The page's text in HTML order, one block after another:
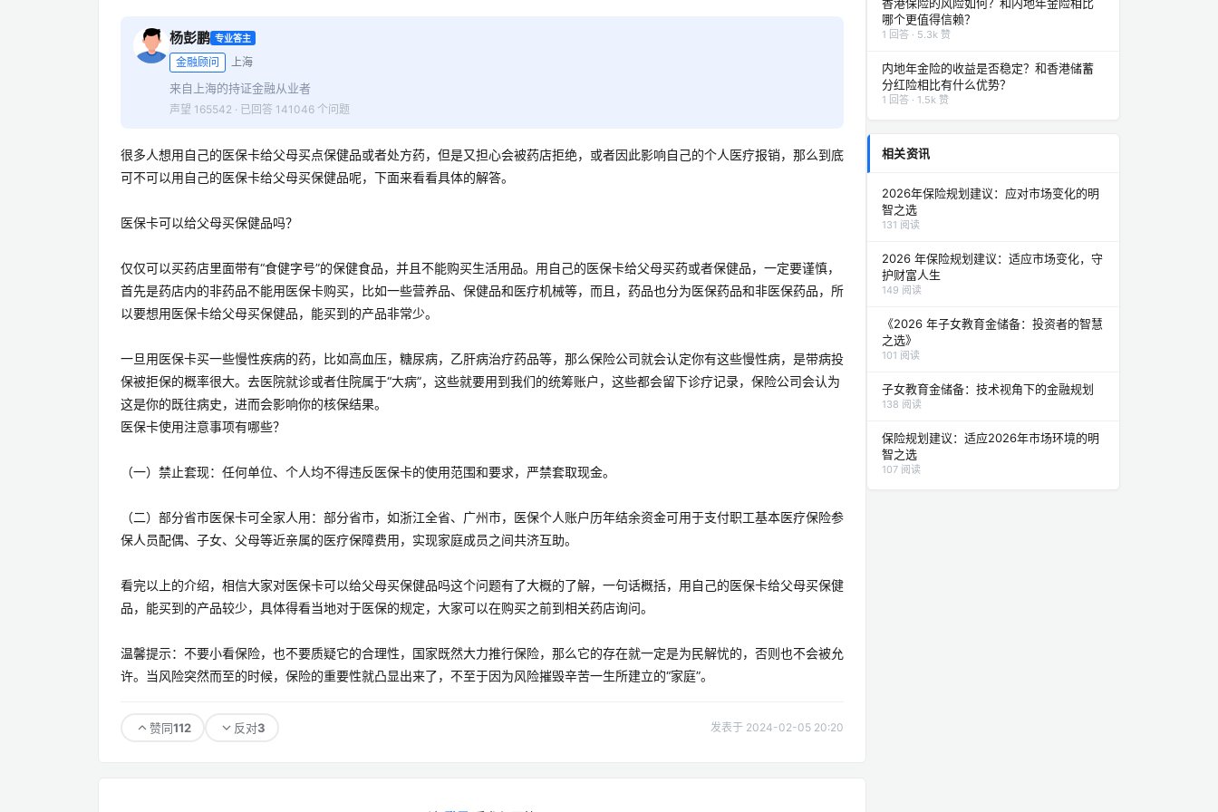
杨彭鹏 专业答主
金融顾问 上海
来自上海的持证金融从业者
声望 165542 · 已回答 141046 个问题
很多人想用自己的医保卡给父母买点保健品或者处方药，但是又担心会被药店拒绝，或者因此影响自己的个人医疗报销，那么到底
可不可以用自己的医保卡给父母买保健品呢，下面来看看具体的解答。
医保卡可以给父母买保健品吗？
仅仅可以买药店里面带有“食健字号”的保健食品，并且不能购买生活用品。用自己的医保卡给父母买药或者保健品，一定要谨慎，
首先是药店内的非药品不能用医保卡购买，比如一些营养品、保健品和医疗机械等，而且，药品也分为医保药品和非医保药品，所
以要想用医保卡给父母买保健品，能买到的产品非常少。
一旦用医保卡买一些慢性疾病的药，比如高血压，糖尿病，乙肝病治疗药品等，那么保险公司就会认定你有这些慢性病，是带病投
保被拒保的概率很大。去医院就诊或者住院属于“大病”，这些就要用到我们的统筹账户，这些都会留下诊疗记录，保险公司会认为
这是你的既往病史，进而会影响你的核保结果。
医保卡使用注意事项有哪些？
（一）禁止套现：任何单位、个人均不得违反医保卡的使用范围和要求，严禁套取现金。
（二）部分省市医保卡可全家人用：部分省市，如浙江全省、广州市，医保个人账户历年结余资金可用于支付职工基本医疗保险参
保人员配偶、子女、父母等近亲属的医疗保障费用，实现家庭成员之间共济互助。
看完以上的介绍，相信大家对医保卡可以给父母买保健品吗这个问题有了大概的了解，一句话概括，用自己的医保卡给父母买保健
品，能买到的产品较少，具体得看当地对于医保的规定，大家可以在购买之前到相关药店询问。
温馨提示：不要小看保险，也不要质疑它的合理性，国家既然大力推行保险，那么它的存在就一定是为民解忧的，否则也不会被允
许。当风险突然而至的时候，保险的重要性就凸显出来了，不至于因为风险摧毁辛苦一生所建立的“家庭”。
赞同112 反对3 发表于 2024-02-05 20:20
哪个更值得信赖？
1 回答 · 5.3k 赞
内地年金险的收益是否稳定？和香港储蓄
分红险相比有什么优势？
1 回答 · 1.5k 赞
相关资讯
2026年保险规划建议：应对市场变化的明
智之选
131 阅读
2026 年保险规划建议：适应市场变化，守
护财富人生
149 阅读
《2026 年子女教育金储备：投资者的智慧
之选》
101 阅读
子女教育金储备：技术视角下的金融规划
138 阅读
保险规划建议：适应2026年市场环境的明
智之选
107 阅读